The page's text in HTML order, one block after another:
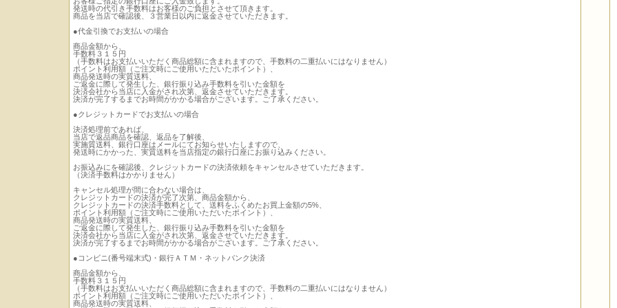
発送時の代引き手数料はお客様のご負担とさせて頂きます。
商品を当店で確認後、３営業日以内に返金させていただきます。
●代金引換でお支払いの場合
商品金額から、
手数料３１５円
（手数料はお支払いいただく商品総額に含まれますので、手数料の二重払いにはなりません）
ポイント利用額（ご注文時にご使用いただいたポイント）、
商品発送時の実質送料、
ご返金に際して発生した、銀行振り込み手数料を引いた金額を
決済会社から当店に入金がされ次第、返金させていただきます。
決済が完了するまでお時間がかかる場合がございます。ご了承ください。
●クレジットカードでお支払いの場合
決済処理前であれば、
当店で返品商品を確認、返品を了解後、
実施質送料、銀行口座はメールにてお知らせいたしますので、
発送時にかかった、実質送料を当店指定の銀行口座にお振り込みください。
お振込みにを確認後、クレジットカードの決済依頼をキャンセルさせていただきます。
（決済手数料はかかりません）
キャンセル処理が間に合わない場合は、
クレジットカードの決済が完了次第、商品金額から、
クレジットカードの決済手数料として、送料をふくめたお買上金額の5%、
ポイント利用額（ご注文時にご使用いただいたポイント）、
商品発送時の実質送料、
ご返金に際して発生した、銀行振り込み手数料を引いた金額を
決済会社から当店に入金がされ次第、返金させていただきます。
決済が完了するまでお時間がかかる場合がございます。ご了承ください。
●コンビニ(番号端末式)・銀行ＡＴＭ・ネットバンク決済
商品金額から、
手数料３１５円
（手数料はお支払いいただく商品総額に含まれますので、手数料の二重払いにはなりません）
ポイント利用額（ご注文時にご使用いただいたポイント）、
商品発送時の実質送料、